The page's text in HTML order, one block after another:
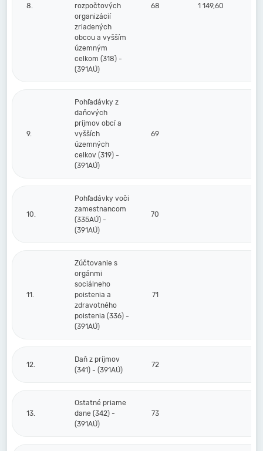
8.
rozpočtových
organizácií
zriadených
obcou a vyšším
územným
celkom (318) -
(391AÚ)
68 1 149,60
9.
Pohľadávky z
daňových
príjmov obcí a
vyšších
územných
celkov (319) -
(391AÚ)
69
10.
Pohľadávky voči
zamestnancom
(335AÚ) -
(391AÚ)
70
11.
Zúčtovanie s
orgánmi
sociálneho
poistenia a
zdravotného
poistenia (336) -
(391AÚ)
71
12.
Daň z príjmov
(341) - (391AÚ)
72
13.
Ostatné priame
dane (342) -
(391AÚ)
73